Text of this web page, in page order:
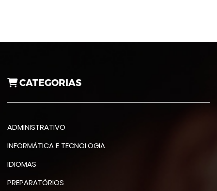
CATEGORIAS
ADMINISTRATIVO
INFORMÁTICA E TECNOLOGIA
IDIOMAS
PREPARATÓRIOS